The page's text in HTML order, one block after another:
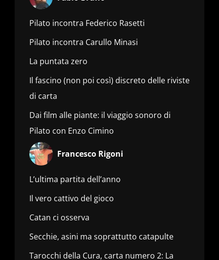
Pilato incontra Federico Rasetti
Pilato incontra Carullo Minasi
La puntata zero
Il fascino (non poi così) discreto delle riviste
di carta
Dai film alle piante: il viaggio sonoro di
Pilato con Enzo Cimino
Francesco Rigoni
L’ultima partita dell’anno
Il vero cattivo del gioco
Catan ci osserva
Secchie, asini ma soprattutto catapulte
Tarocchi della Cura, carta numero 2: La